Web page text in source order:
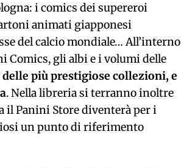
i comics dei supereroi
animati giapponesi
del calcio mondiale… All’interno
Comics, gli albi e i volumi delle
più prestigiose collezioni, e
. Nella libreria si terranno inoltre
il Panini Store diventerà per i
un punto di riferimento